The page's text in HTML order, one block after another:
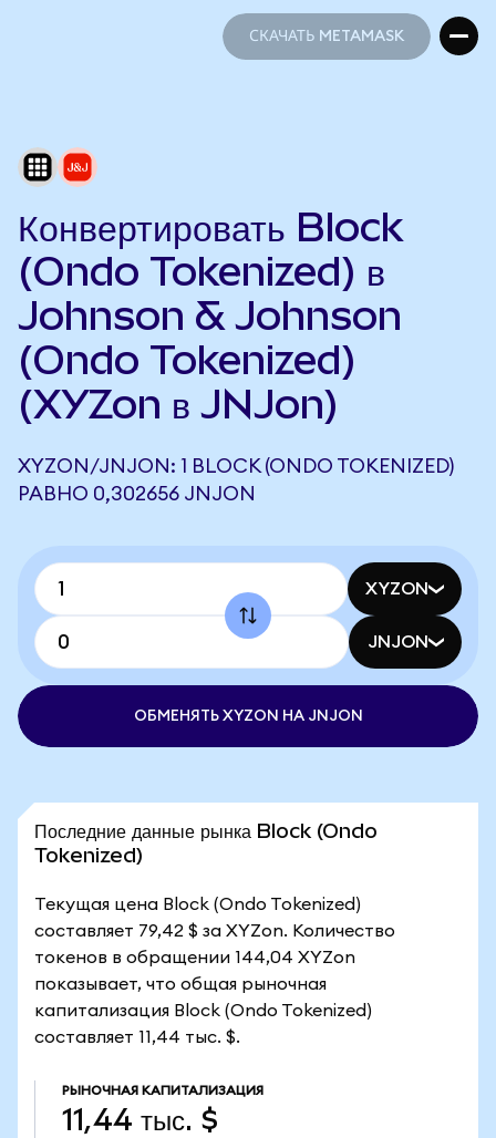
СКАЧАТЬ METAMASK
Конвертировать Block
(Ondo Tokenized) в
Johnson & Johnson
(Ondo Tokenized)
(XYZon в JNJon)
XYZON/JNJON: 1 BLOCK (ONDO TOKENIZED)
РАВНО 0,302656 JNJON
XYZON
JNJON
ОБМЕНЯТЬ XYZON НА JNJON
Последние данные рынка Block (Ondo
Tokenized)
Текущая цена Block (Ondo Tokenized)
составляет 79,42 $ за XYZon. Количество
токенов в обращении 144,04 XYZon
показывает, что общая рыночная
капитализация Block (Ondo Tokenized)
составляет 11,44 тыс. $.
РЫНОЧНАЯ КАПИТАЛИЗАЦИЯ
11,44 тыс. $